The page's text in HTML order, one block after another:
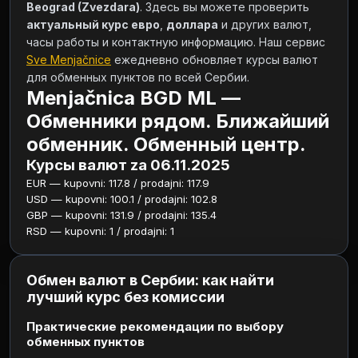
Beograd (Zvezdara)
актуальный курс евро доллара и других валют,
Sve Menjačnice ежедневно обновляет курсы валют
для обменных пунктов по всей Сербии.
Menjačnica BGD ML —
Обменники рядом. Ближайший
обменник. Обменный центр.
Курсы валют za 06.11.2025
EUR — kupovni: 117.8 / prodajni: 117.9
USD — kupovni: 100.1 / prodajni: 102.8
GBP — kupovni: 131.9 / prodajni: 135.4
RSD — kupovni: 1 / prodajni: 1
Обмен валют в Сербии: как найти
лучший курс без комиссии
Практические рекомендации по выбору
обменных пунктов